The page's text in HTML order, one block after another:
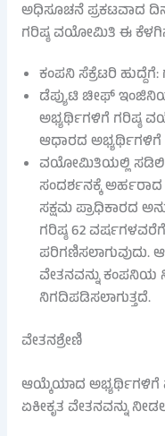
ಅಧಿಸೂಚನೆ ಪ್ರಕಟವಾದ
ಗರಿಷ್ಠ ವಯೋಮಿತಿ ಈ
ಕಂಪನಿ ಸೆಕ್ರೆಟರಿ
ಡೆಪ್ಯುಟಿ ಚೀಫ್
ಅಭ್ಯರ್ಥಿಗಳಿಗೆ ಗರಿಷ್ಠ
ಆಧಾರದ
ವಯೋಮಿತಿಯಲ್ಲಿ
ಸಂದರ್ಶನಕ್ಕೆ ಅರ್ಹರಾದ
ಸಕ್ಷಮ ಪ್ರಾಧಿಕಾರದ
ಗರಿಷ್ಠ 62
ಪರಿಗಣಿಸಲಾಗುವುದು.
ವೇತನವನ್ನು
ನಿಗದಿಪಡಿಸಲಾಗುತ್ತದೆ.
ವೇತನಶ್ರೇಣಿ
ಆಯ್ಕೆಯಾದ ಅಭ್ಯರ್ಥಿಗಳಿಗೆ
ಏಕೀಕೃತ ವೇತನವನ್ನು